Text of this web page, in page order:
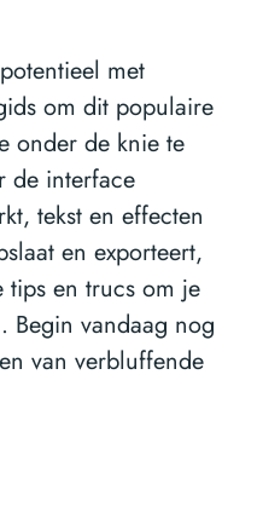
met
om dit populaire
onder de knie te
de interface
tekst en effecten
en exporteert,
tips en trucs om je
Begin vandaag nog
van verbluffende